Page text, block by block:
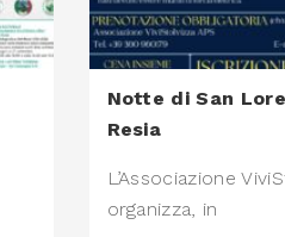
Notte di San
Resia
L’Associazione
organizza, in